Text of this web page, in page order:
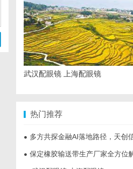
武汉配眼镜 上海配眼镜
热门推荐
● 多方共探金融AI落地路径，天创信用星图AI助力产
● 保定橡胶输送带生产厂家全方位解析与